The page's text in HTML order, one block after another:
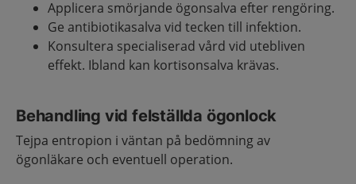
Applicera smörjande ögonsalva efter rengöring.
Ge antibiotikasalva vid tecken till infektion.
Konsultera specialiserad vård vid utebliven
effekt. Ibland kan kortisonsalva krävas.
Behandling vid felställda ögonlock
Tejpa entropion i väntan på bedömning av
ögonläkare och eventuell operation.